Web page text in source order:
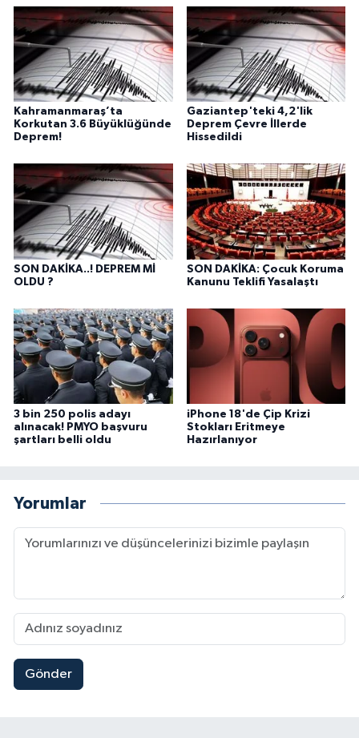
Kahramanmaraş’ta
Korkutan 3.6 Büyüklüğünde
Deprem!
Gaziantep'teki 4,2'lik
Deprem Çevre İllerde
Hissedildi
SON DAKİKA..! DEPREM Mİ
OLDU ?
SON DAKİKA: Çocuk Koruma
Kanunu Teklifi Yasalaştı
3 bin 250 polis adayı
alınacak! PMYO başvuru
şartları belli oldu
iPhone 18'de Çip Krizi
Stokları Eritmeye
Hazırlanıyor
Yorumlar
Gönder